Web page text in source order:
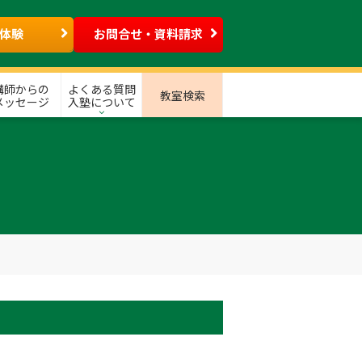
験 お問合せ・資料請求
師からの
ッセージ
よくある質問
入塾について
教室検索